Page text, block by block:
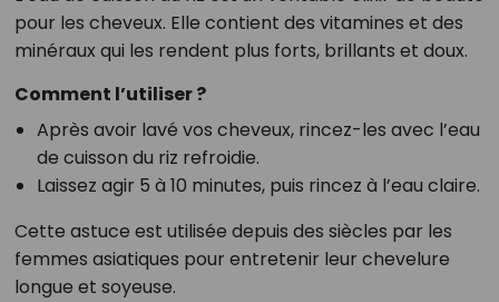
pour les cheveux. Elle contient des vitamines et des
minéraux qui les rendent plus forts, brillants et doux.
Comment l’utiliser ?
Après avoir lavé vos cheveux, rincez-les avec l’eau
de cuisson du riz refroidie.
Laissez agir 5 à 10 minutes, puis rincez à l’eau claire.
Cette astuce est utilisée depuis des siècles par les
femmes asiatiques pour entretenir leur chevelure
longue et soyeuse.